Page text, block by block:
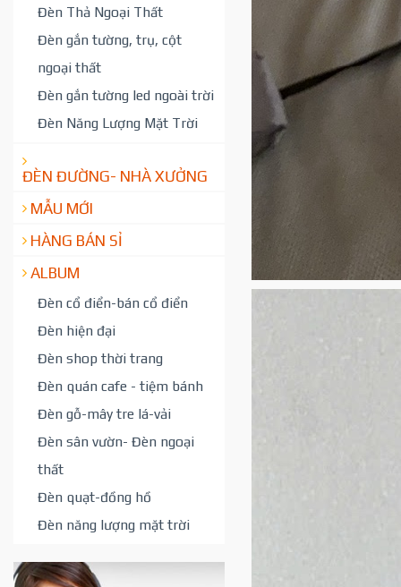
Đèn Thả Ngoại Thất
Đèn gắn tường, trụ, cột
ngoại thất
Đèn gắn tường led ngoài trời
Đèn Năng Lượng Mặt Trời
ĐÈN ĐƯỜNG- NHÀ XƯỞNG
MẪU MỚI
HÀNG BÁN SỈ
ALBUM
Đèn cổ điển-bán cổ điển
Đèn hiện đại
Đèn shop thời trang
Đèn quán cafe - tiệm bánh
Đèn gỗ-mây tre lá-vải
Đèn sân vườn- Đèn ngoại
thất
Đèn quạt-đồng hồ
Đèn năng lượng mặt trời